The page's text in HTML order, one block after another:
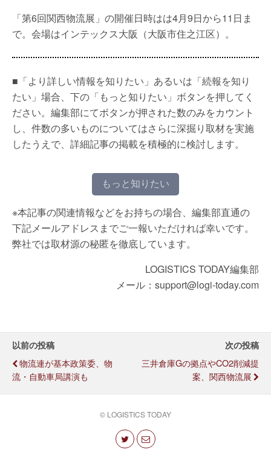
「第6回関西物流展」の開催日時はは4月9日から11日ま
で。会場はインテックス大阪（大阪市住之江区）。
■「より詳しい情報を知りたい」あるいは「続報を知り
たい」場合、下の「もっと知りたい」ボタンを押してく
ださい。編集部にてボタンが押された数のみをカウント
し、件数の多いものについてはさらに深掘り取材を実施
したうえで、詳細記事の掲載を積極的に検討します。
もっと知りたい
※本記事の関連情報などをお持ちの場合、編集部直通の
下記メールアドレスまでご一報いただければ幸いです。
弊社では取材源の秘匿を徹底しています。
LOGISTICS TODAY編集部
メール：support@logi-today.com
以前の投稿
物流連が基本政策委、物
流・自動車局講演も
次の投稿
三井倉庫Gの拠点やCO2削減提
案、関西物流展
© LOGISTICS TODAY